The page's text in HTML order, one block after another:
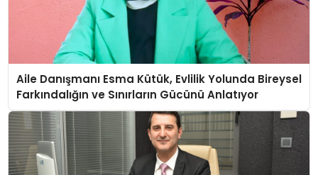
Aile Danışmanı Esma Kütük, Evlilik Yolunda Bireysel
Farkındalığın ve Sınırların Gücünü Anlatıyor